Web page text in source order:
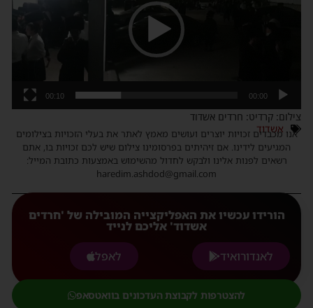
00:00
00:10
צילום: קרדיט: חרדים אשדוד
אשדוד
אנו מכבדים זכויות יוצרים ועושים מאמץ לאתר את בעלי הזכויות בצילומים
המגיעים לידינו. אם זיהיתים בפרסומינו צילום שיש לכם זכויות בו, אתם
רשאים לפנות אלינו ולבקש לחדול מהשימוש באמצעות כתובת המייל:
haredim.ashdod@gmail.com
הורידו עכשיו את האפליקצייה המובילה של 'חרדים
אשדוד' אליכם לנייד
לאנדורואיד
לאפל
להצטרפות לקבוצת העדכונים בוואטסאפ